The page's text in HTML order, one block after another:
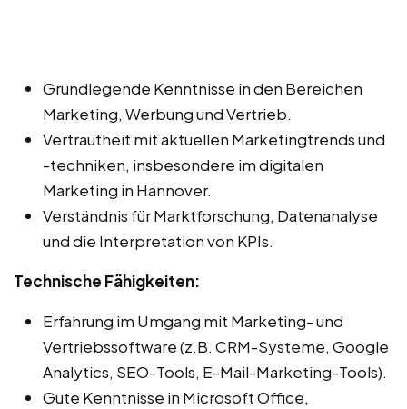
Grundlegende Kenntnisse in den Bereichen
Marketing, Werbung und Vertrieb.
Vertrautheit mit aktuellen Marketingtrends und
-techniken, insbesondere im digitalen
Marketing in Hannover.
Verständnis für Marktforschung, Datenanalyse
und die Interpretation von KPIs.
Technische Fähigkeiten:
Erfahrung im Umgang mit Marketing- und
Vertriebssoftware (z.B. CRM-Systeme, Google
Analytics, SEO-Tools, E-Mail-Marketing-Tools).
Gute Kenntnisse in Microsoft Office,